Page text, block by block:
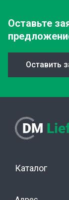
Оставьте
Оставить
Каталог